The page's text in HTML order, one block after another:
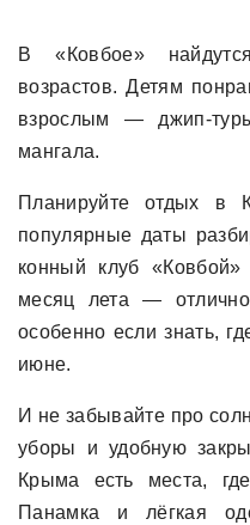
В «Ковбое»
возрастов. Детям
взрослым — джип-
мангала.
Планируйте отдых
популярные даты
конный клуб
месяц лета —
особенно если знать,
июне.
И не забывайте про
уборы и удобную
Крыма есть места,
Панамка и лёгкая